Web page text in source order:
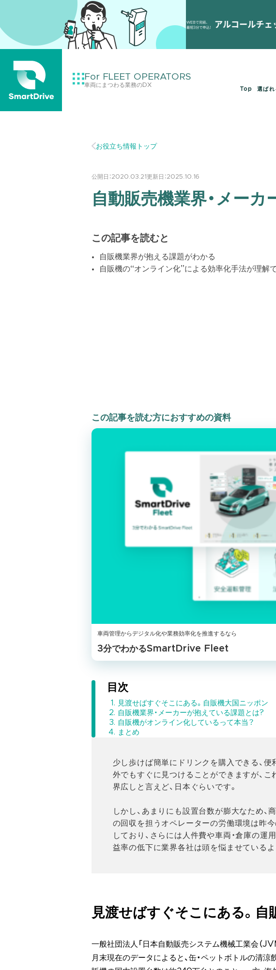
For FLEET OPERATORS
車両にまつわる業務のDX
Top 選ばれ
お役立ち情報トップ
公開日：2020.03.21更新日：2025.10.16
自動販売機業界・メーカ
この記事を読むと
自販機業界が抱える課題がわかる
自販機の“オンライン化”による効率化手法が理解
この記事を読む方におすすめの資料
車両管理からデジタル化や業務効率化を推進するなら
3分でわかるSmartDrive Fleet
目次
見渡せばすぐそこにある。自販機大国ニッポン
自販機業界・メーカーが抱えている課題とは?
自販機がオンライン化しているって本当？
まとめ
少し歩けば簡単にドリンクを購入できる、便
外でもすぐに見つけることができますが、
界広しと言えど、日本ぐらいです。
しかし、あまりにも設置台数が膨大なため、
の回収を担うオペレーターの労働環境は昨
しており、さらには人件費や車両・倉庫の運
益率の低下に業界各社は頭を悩ませているよ
見渡せばすぐそこにある。自
一般社団法人「日本自動販売システム機械工業会（
月末現在のデータによると、缶・ペットボトルの清涼